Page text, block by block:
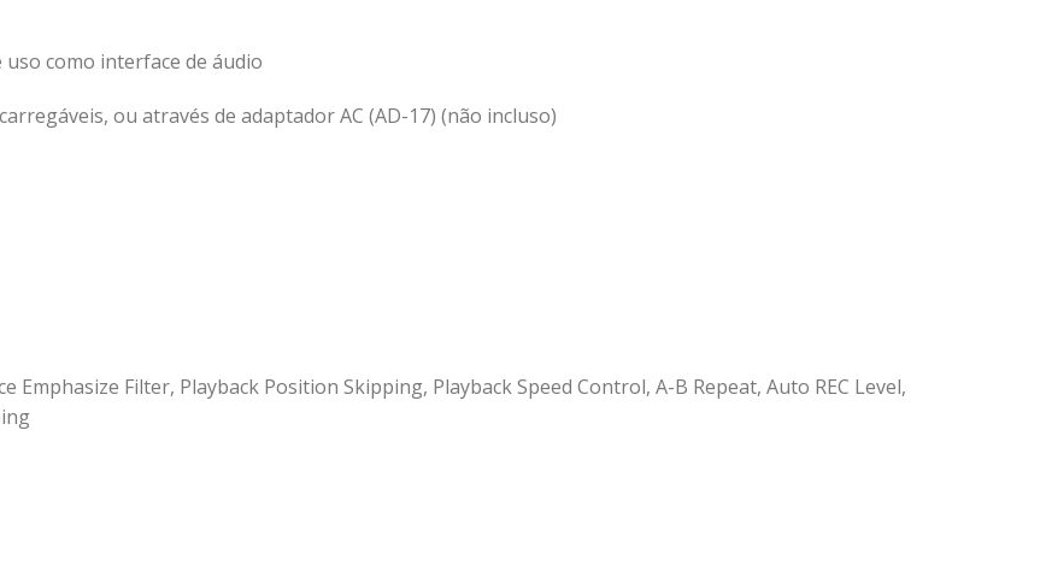
como interface de áudio
ou através de adaptador AC (AD-17) (não incluso)
Filter, Playback Position Skipping, Playback Speed Control, A-B Repeat, Auto REC Level,